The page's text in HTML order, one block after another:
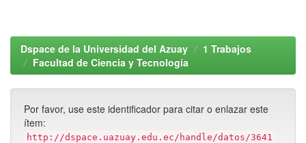
Dspace de la Universidad del Azuay
1 Trabajos
Facultad de Ciencia y Tecnología
Por favor, use este identificador para citar o enlazar este
ítem:
http://dspace.uazuay.edu.ec/handle/datos/3641